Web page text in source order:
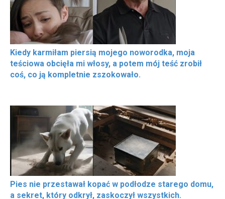
Kiedy karmiłam piersią mojego noworodka, moja
teściowa obcięła mi włosy, a potem mój teść zrobił
coś, co ją kompletnie zszokowało.
Pies nie przestawał kopać w podłodze starego domu,
a sekret, który odkrył, zaskoczył wszystkich.